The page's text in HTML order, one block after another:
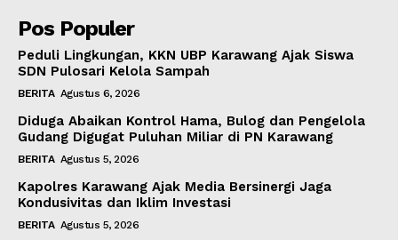
Pos Populer
Peduli Lingkungan, KKN UBP Karawang Ajak Siswa
SDN Pulosari Kelola Sampah
BERITA Agustus 6, 2026
Diduga Abaikan Kontrol Hama, Bulog dan Pengelola
Gudang Digugat Puluhan Miliar di PN Karawang
BERITA Agustus 5, 2026
Kapolres Karawang Ajak Media Bersinergi Jaga
Kondusivitas dan Iklim Investasi
BERITA Agustus 5, 2026